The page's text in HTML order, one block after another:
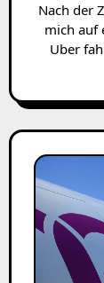
Nach der Zeit in Saudi Arabien und Bahrain freue ich
mich auf
Uber